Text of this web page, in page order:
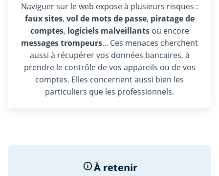
Naviguer sur le web expose à plusieurs risques :
faux sites, vol de mots de passe, piratage de
comptes, logiciels malveillantsou encore
messages trompeurs... Ces menaces cherchent
aussi à récupérer vos données bancaires, à
prendre le contrôle de vos appareils ou de vos
comptes. Elles concernent aussi bien les
particuliers que les professionnels.
À retenir